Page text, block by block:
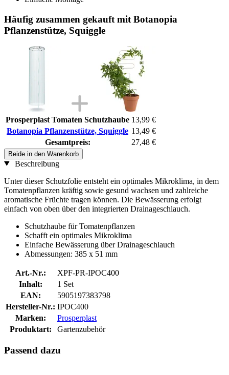
Häufig zusammen gekauft mit Botanopia
Pflanzenstütze, Squiggle
Prosperplast Tomaten Schutzhaube 13,99 €
Botanopia Pflanzenstütze, Squiggle 13,49 €
Gesamtpreis:
27,48 €
Beide in den Warenkorb
Beschreibung
Unter dieser Schutzfolie entsteht ein optimales Mikroklima, in dem
Tomatenpflanzen kräftig sowie gesund wachsen und zahlreiche
aromatische Früchte tragen können. Die Bewässerung erfolgt
einfach von oben über den integrierten Drainageschlauch.
Schutzhaube für Tomatenpflanzen
Schafft ein optimales Mikroklima
Einfache Bewässerung über Drainageschlauch
Abmessungen: 385 x 51 mm
Art.-Nr.:
XPF-PR-IPOC400
Inhalt:
1 Set
EAN:
5905197383798
Hersteller-Nr.: IPOC400
Marken:
Prosperplast
Produktart:
Gartenzubehör
Passend dazu